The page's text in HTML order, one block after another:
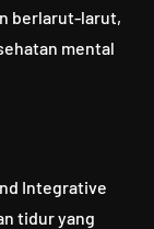
berlarut-larut,
mental
Integrative
tidur yang